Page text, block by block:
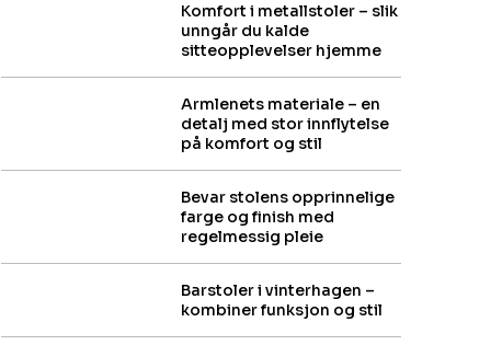
Komfort i metallstoler – slik
unngår du kalde
sitteopplevelser hjemme
Armlenets materiale – en
detalj med stor innflytelse
på komfort og stil
Bevar stolens opprinnelige
farge og finish med
regelmessig pleie
Barstoler i vinterhagen –
kombiner funksjon og stil